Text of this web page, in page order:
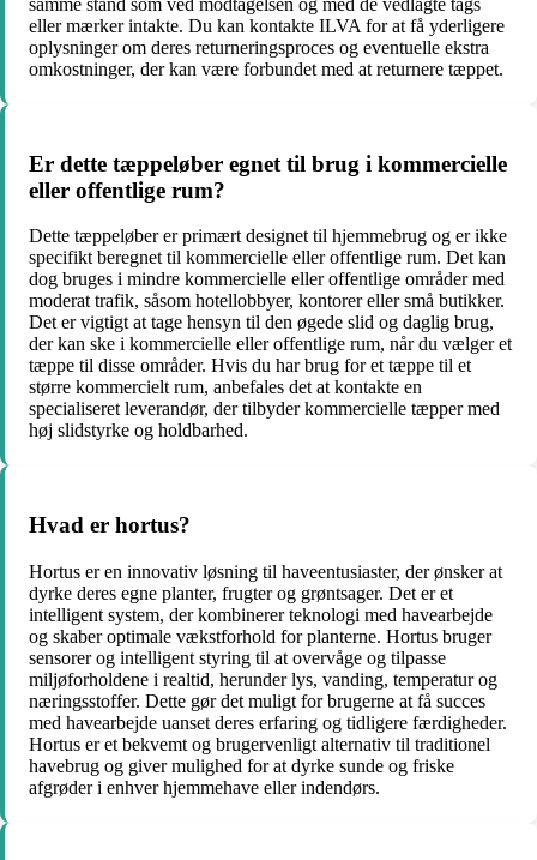
samme stand som ved modtagelsen og med de vedlagte tags
eller mærker intakte. Du kan kontakte ILVA for at få yderligere
oplysninger om deres returneringsproces og eventuelle ekstra
omkostninger, der kan være forbundet med at returnere tæppet.
Er dette tæppeløber egnet til brug i kommercielle
eller offentlige rum?
Dette tæppeløber er primært designet til hjemmebrug og er ikke
specifikt beregnet til kommercielle eller offentlige rum. Det kan
dog bruges i mindre kommercielle eller offentlige områder med
moderat trafik, såsom hotellobbyer, kontorer eller små butikker.
Det er vigtigt at tage hensyn til den øgede slid og daglig brug,
der kan ske i kommercielle eller offentlige rum, når du vælger et
tæppe til disse områder. Hvis du har brug for et tæppe til et
større kommercielt rum, anbefales det at kontakte en
specialiseret leverandør, der tilbyder kommercielle tæpper med
høj slidstyrke og holdbarhed.
Hvad er hortus?
Hortus er en innovativ løsning til haveentusiaster, der ønsker at
dyrke deres egne planter, frugter og grøntsager. Det er et
intelligent system, der kombinerer teknologi med havearbejde
og skaber optimale vækstforhold for planterne. Hortus bruger
sensorer og intelligent styring til at overvåge og tilpasse
miljøforholdene i realtid, herunder lys, vanding, temperatur og
næringsstoffer. Dette gør det muligt for brugerne at få succes
med havearbejde uanset deres erfaring og tidligere færdigheder.
Hortus er et bekvemt og brugervenligt alternativ til traditionel
havebrug og giver mulighed for at dyrke sunde og friske
afgrøder i enhver hjemmehave eller indendørs.